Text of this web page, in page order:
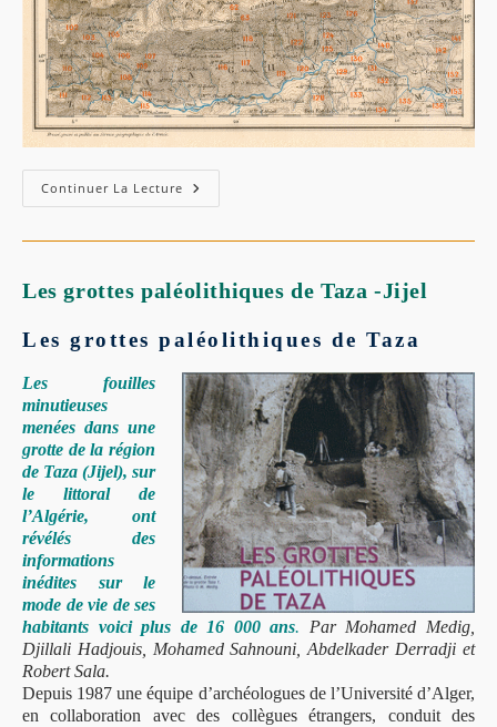
Continuer La Lecture
Les grottes paléolithiques de Taza -Jijel
Les grottes paléolithiques de Taza
Les fouilles
minutieuses
menées dans une
grotte de la région
de Taza (Jijel), sur
le littoral de
l’Algérie, ont
révélés des
informations
inédites sur le
mode de vie de ses
habitants voici plus de 16 000 ans. Par Mohamed Medig,
Djillali Hadjouis, Mohamed Sahnouni, Abdelkader Derradji et
Robert Sala.
Depuis 1987 une équipe d’archéologues de l’Université d’Alger,
en collaboration avec des collègues étrangers, conduit des